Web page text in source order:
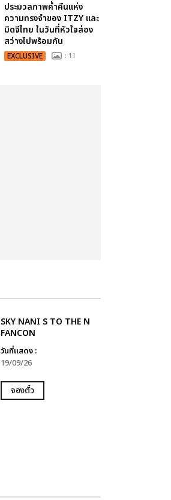
ประมวลภาพค่ำคืนแห่ง
ความทรงจำของ ITZY และ
มิดจีไทย ในวันที่หัวใจส่อง
สว่างไปพร้อมกัน
EXCLUSIVE : 11
SKY NANI S TO THE N
FANCON
วันที่แสดง :
19/09/26
จองตั๋ว